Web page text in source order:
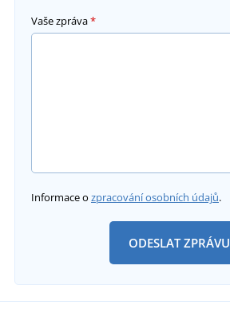
Vaše zpráva*
Informace o zpracování osobních údajů.
ODESLAT ZPRÁVU